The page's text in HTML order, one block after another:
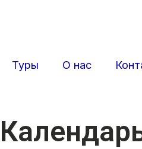
Туры
О нас